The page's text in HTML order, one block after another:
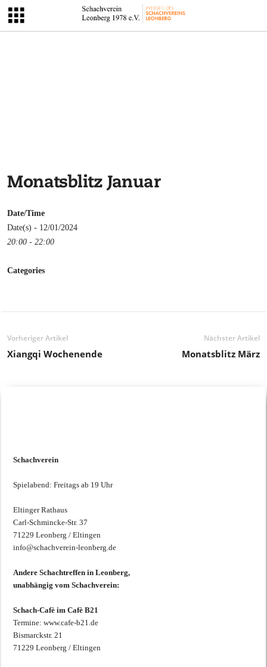
Monatsblitz Januar
Date/Time
Date(s) - 12/01/2024
20:00 - 22:00
Categories
Vorheriger Artikel
Xiangqi Wochenende
Nächster Artikel
Monatsblitz März
Schachverein
Spielabend: Freitags ab 19 Uhr
Eltinger Rathaus
Carl-Schmincke-Str. 37
71229 Leonberg / Eltingen
info@schachverein-leonberg.de
Andere Schachtreffen in Leonberg,
unabhängig vom Schachverein:
Schach-Cafè im Cafè B21
Termine: www.cafe-b21.de
Bismarckstr. 21
71229 Leonberg / Eltingen